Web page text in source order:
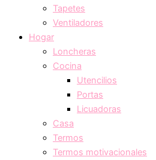
Tapetes
Ventiladores
Hogar
Loncheras
Cocina
Utencilios
Portas
Licuadoras
Casa
Termos
Termos motivacionales